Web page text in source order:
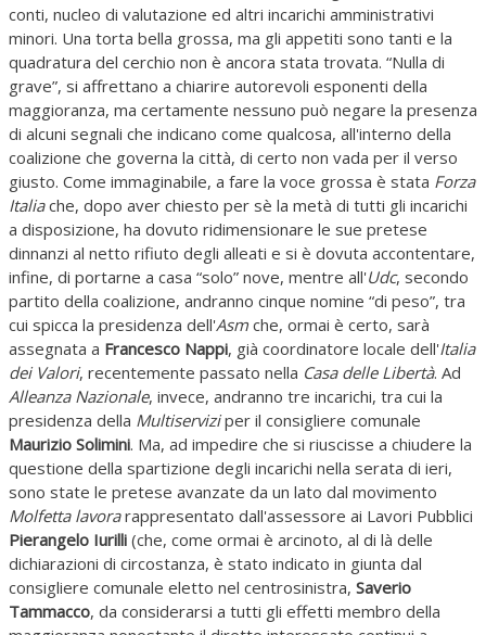
conti, nucleo di valutazione ed altri incarichi amministrativi
minori. Una torta bella grossa, ma gli appetiti sono tanti e la
quadratura del cerchio non è ancora stata trovata. “Nulla di
grave”, si affrettano a chiarire autorevoli esponenti della
maggioranza, ma certamente nessuno può negare la presenza
di alcuni segnali che indicano come qualcosa, all'interno della
coalizione che governa la città, di certo non vada per il verso
giusto. Come immaginabile, a fare la voce grossa è stata Forza
Italiache, dopo aver chiesto per sè la metà di tutti gli incarichi
a disposizione, ha dovuto ridimensionare le sue pretese
dinnanzi al netto rifiuto degli alleati e si è dovuta accontentare,
infine, di portarne a casa “solo” nove, mentre all'Udc, secondo
partito della coalizione, andranno cinque nomine “di peso”, tra
cui spicca la presidenza dell'Asm che, ormai è certo, sarà
assegnata a Francesco Nappi, già coordinatore locale dell'Italia
dei Valori, recentemente passato nella Casa delle Libertà. Ad
Alleanza Nazionale, invece, andranno tre incarichi, tra cui la
presidenza della Multiserviziper il consigliere comunale
Maurizio Solimini. Ma, ad impedire che si riuscisse a chiudere la
questione della spartizione degli incarichi nella serata di ieri,
sono state le pretese avanzate da un lato dal movimento
Molfetta lavorarappresentato dall'assessore ai Lavori Pubblici
Pierangelo Iurilli (che, come ormai è arcinoto, al di là delle
dichiarazioni di circostanza, è stato indicato in giunta dal
consigliere comunale eletto nel centrosinistra, Saverio
Tammacco, da considerarsi a tutti gli effetti membro della